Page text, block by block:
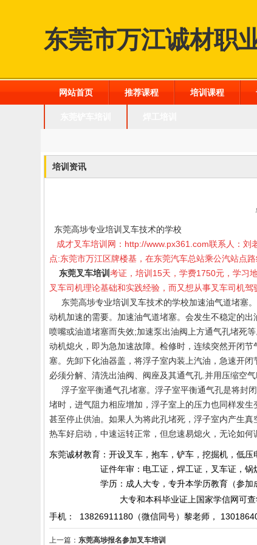
东莞市万江诚材职
网站首页 推荐课程 培训课程
培训资讯
东莞高埗专业培训叉车技术的学校
成才叉车培训网： http://www.px361.com联系人：刘
点:东莞市万江区牌楼基，在东莞汽车总站乘公汽站点
东莞叉车培训 考证，培训15天，学费1750元，学习
叉车司机理论基础和实践经验，而又想从事叉车司机驾
东莞高埗专业培训叉车技术的学校加速油气道堵塞
动机加速的需要。加速油气道堵塞。会发生不稳定的
喷嘴或油道堵塞而失效;加速泵出油阀上方通气孔堵死
动机熄火，即为急加速故障。检修时，连续突然开闭
塞。先卸下化油器盖，将浮子室内装上汽油，急速开
必须分解、清洗出油阀、阀座及其通气孔.并用压缩空
浮子室平衡通气孔堵塞。浮子室平衡通气孔是将封
堵时，进气阻力相应增加，浮子室上的压力也同样发
甚至停止供油。如果人为将此孔堵死，浮子室内产生
热车好启动，中速运转正常，但怠速易熄火，无论如
东莞诚材教育：开设叉车，抱车，铲车，挖掘机，低
证件年审：电工证，焊工证，叉车证，锅炉证
学历：成人大专，专升本学历教育（参加成人高
大专和本科毕业证上国家学信网可查学籍
手机： 13826911180（微信同号）黎老师，
上一篇： 东莞高埗报名参加叉车培训